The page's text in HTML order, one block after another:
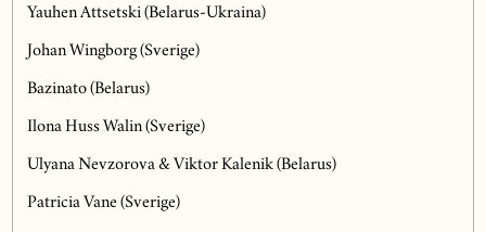
Yauhen Attsetski (Belarus-Ukraina)
Johan Wingborg (Sverige)
Bazinato (Belarus)
Ilona Huss Walin (Sverige)
Ulyana Nevzorova & Viktor Kalenik (Belarus)
Patricia Vane (Sverige)